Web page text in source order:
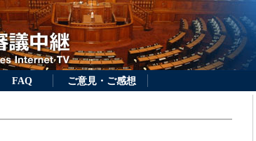
FAQ ご意見・ご感想